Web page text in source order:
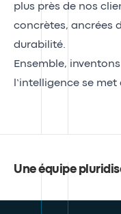
plus près de nos
concrètes, ancrées
durabilité.
Ensemble,
l’intelligence se
Une équipe